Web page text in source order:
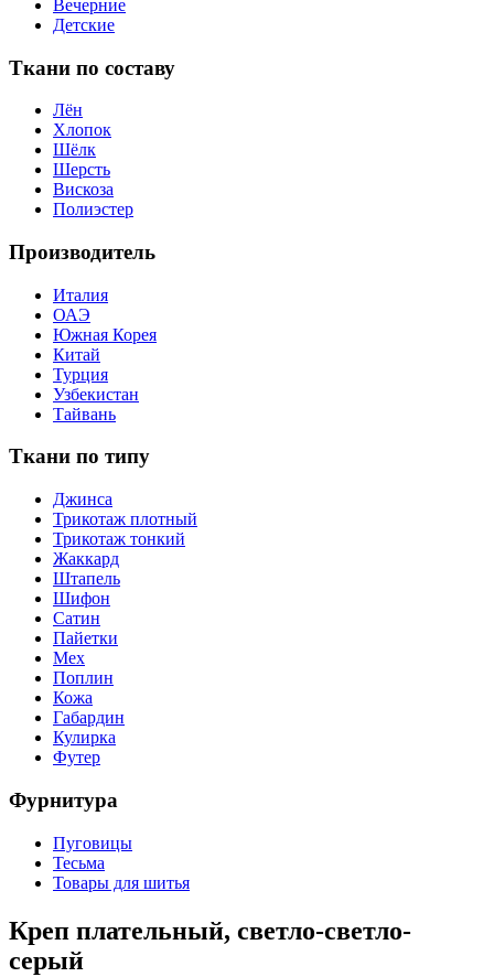
Вечерние
Детские
Ткани по составу
Лён
Хлопок
Шёлк
Шерсть
Вискоза
Полиэстер
Производитель
Италия
ОАЭ
Южная Корея
Китай
Турция
Узбекистан
Тайвань
Ткани по типу
Джинса
Трикотаж плотный
Трикотаж тонкий
Жаккард
Штапель
Шифон
Сатин
Пайетки
Мех
Поплин
Кожа
Габардин
Кулирка
Футер
Фурнитура
Пуговицы
Тесьма
Товары для шитья
Креп плательный, светло-светло-
серый